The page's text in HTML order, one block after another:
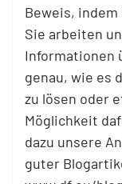
Beweis,
Sie arbeiten
Informationen
genau, wie es
zu lösen oder
Möglichkeit
dazu unsere
guter